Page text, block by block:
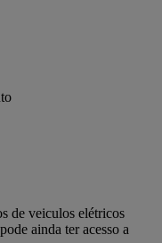
de veiculos elétricos
ainda ter acesso a